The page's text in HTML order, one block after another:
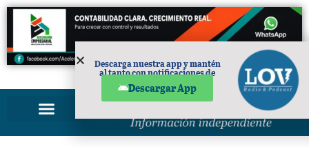
PUBLICIDAD
Descarga nuestra app y mantén
al tanto con notificaciones de
Descargar App